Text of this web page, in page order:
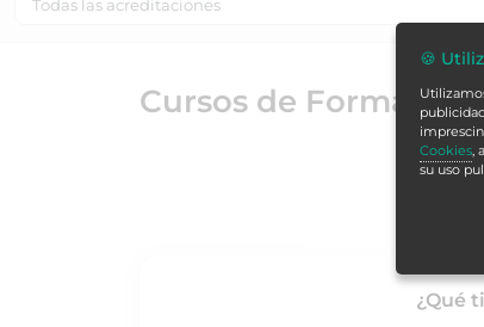
Cursos de
¿Qué
🍪
Cookies,
su uso